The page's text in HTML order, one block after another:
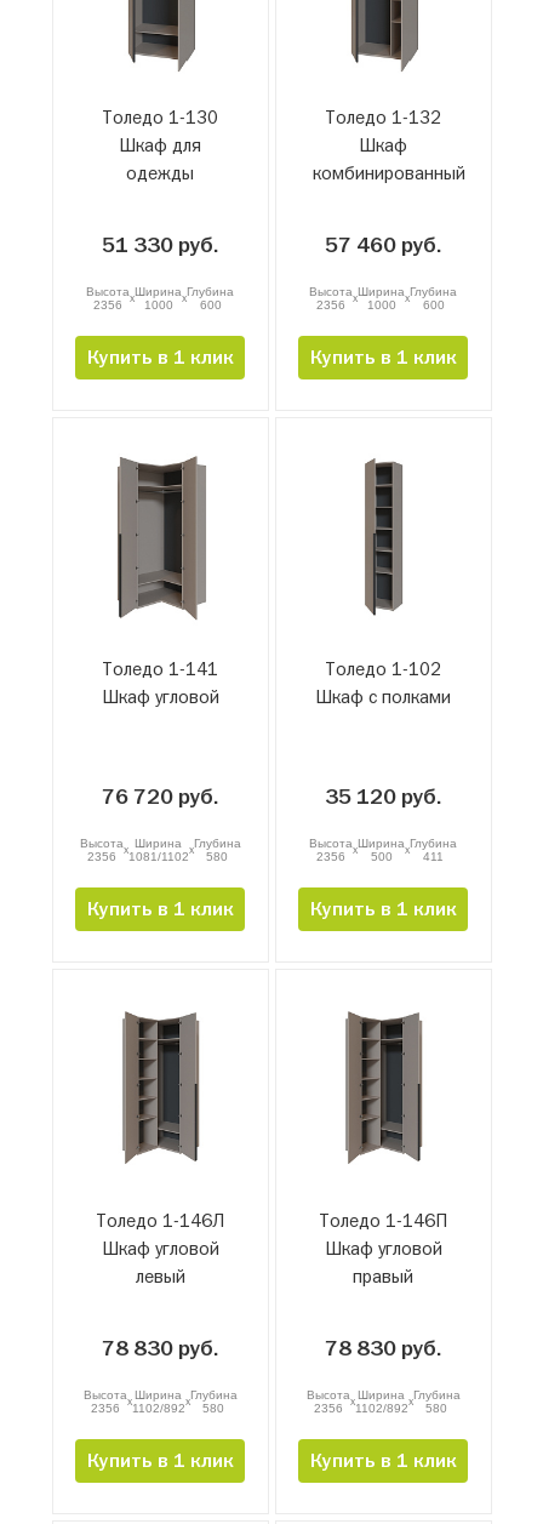
Толедо 1-130
Шкаф для
одежды
51 330 руб.
Высота
2356
xШирина
1000
xГлубина
600
Купить в 1 клик
Толедо 1-132
Шкаф
комбинированный
57 460 руб.
Высота
2356
xШирина
1000
xГлубина
600
Купить в 1 клик
Толедо 1-141
Шкаф угловой
76 720 руб.
Высота
2356 x Ширина
1081/1102xГлубина
580
Купить в 1 клик
Толедо 1-102
Шкаф с полками
35 120 руб.
Высота
2356
xШирина
500
xГлубина
411
Купить в 1 клик
Толедо 1-146Л
Шкаф угловой
левый
78 830 руб.
Высота
2356 x Ширина
1102/892xГлубина
580
Купить в 1 клик
Толедо 1-146П
Шкаф угловой
правый
78 830 руб.
Высота
2356 x Ширина
1102/892xГлубина
580
Купить в 1 клик